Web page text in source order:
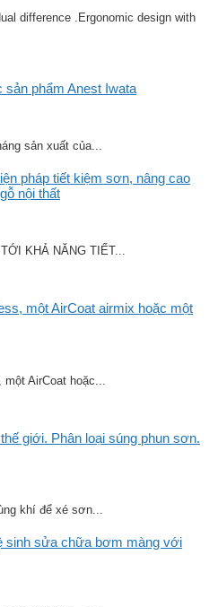
difference .Ergonomic design with
phẩm Anest Iwata
sản xuất của...
pháp tiết kiệm sơn, nâng cao
nội thất
KHẢ NĂNG TIẾT...
một AirCoat airmix hoặc một
AirCoat hoặc...
giới. Phân loại súng phun sơn.
khí để xé sơn...
sinh sửa chữa bơm màng với